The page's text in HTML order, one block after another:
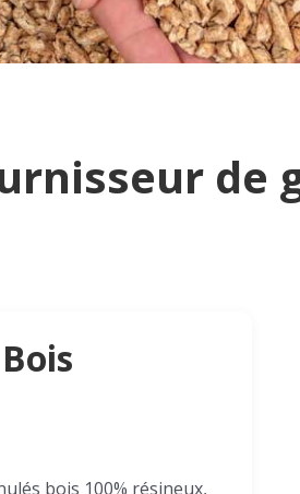
de
bois 100% résineux,